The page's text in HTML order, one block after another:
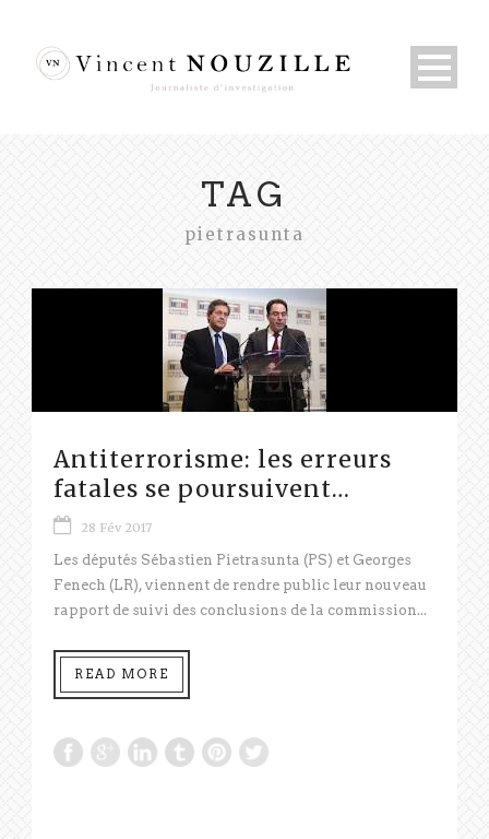
TAG
pietrasunta
Antiterrorisme: les erreurs
fatales se poursuivent…
28 Fév 2017
Les députés Sébastien Pietrasunta (PS) et Georges
Fenech (LR), viennent de rendre public leur nouveau
rapport de suivi des conclusions de la commission...
READ MORE